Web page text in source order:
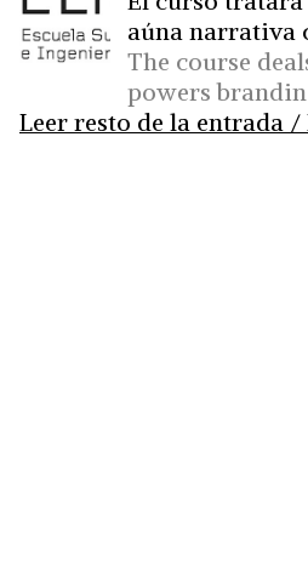
aúna narrativa
The course
powers
Leer resto de la entrada